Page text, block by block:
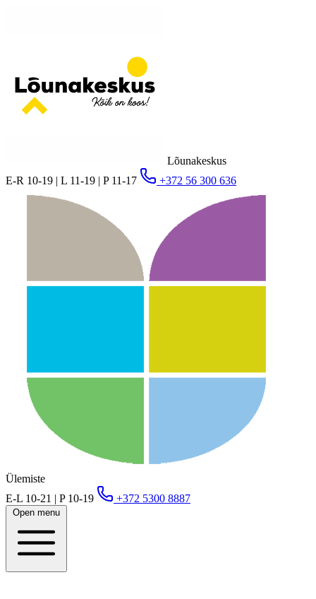
Lõunakeskus
E-R 10-19 | L 11-19 | P 11-17
+372 56 300 636
Ülemiste
E-L 10-21 | P 10-19
+372 5300 8887
Open menu